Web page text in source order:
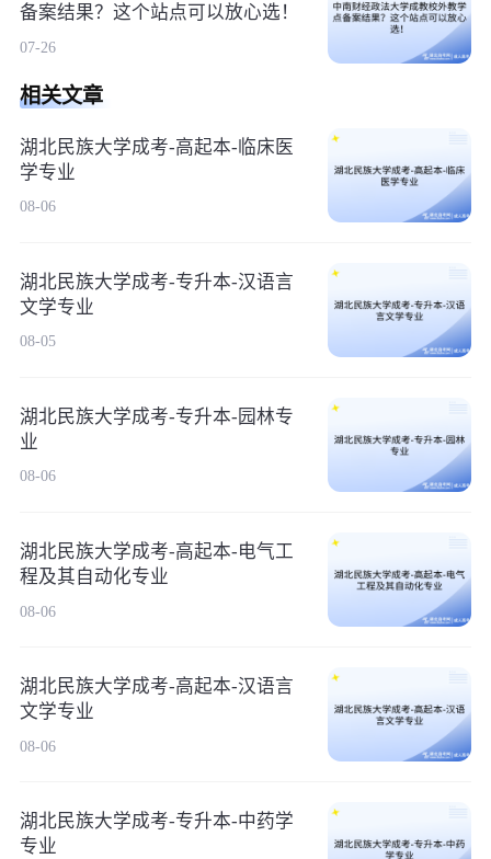
备案结果？这个站点可以放心选！
07-26
相关文章
湖北民族大学成考-高起本-临床医
学专业
08-06
湖北民族大学成考-专升本-汉语言
文学专业
08-05
湖北民族大学成考-专升本-园林专
业
08-06
湖北民族大学成考-高起本-电气工
程及其自动化专业
08-06
湖北民族大学成考-高起本-汉语言
文学专业
08-06
湖北民族大学成考-专升本-中药学
专业